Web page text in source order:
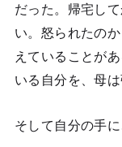
だった。帰宅し
い。怒られたの
えていることが
いる自分を、母
そして自分の手